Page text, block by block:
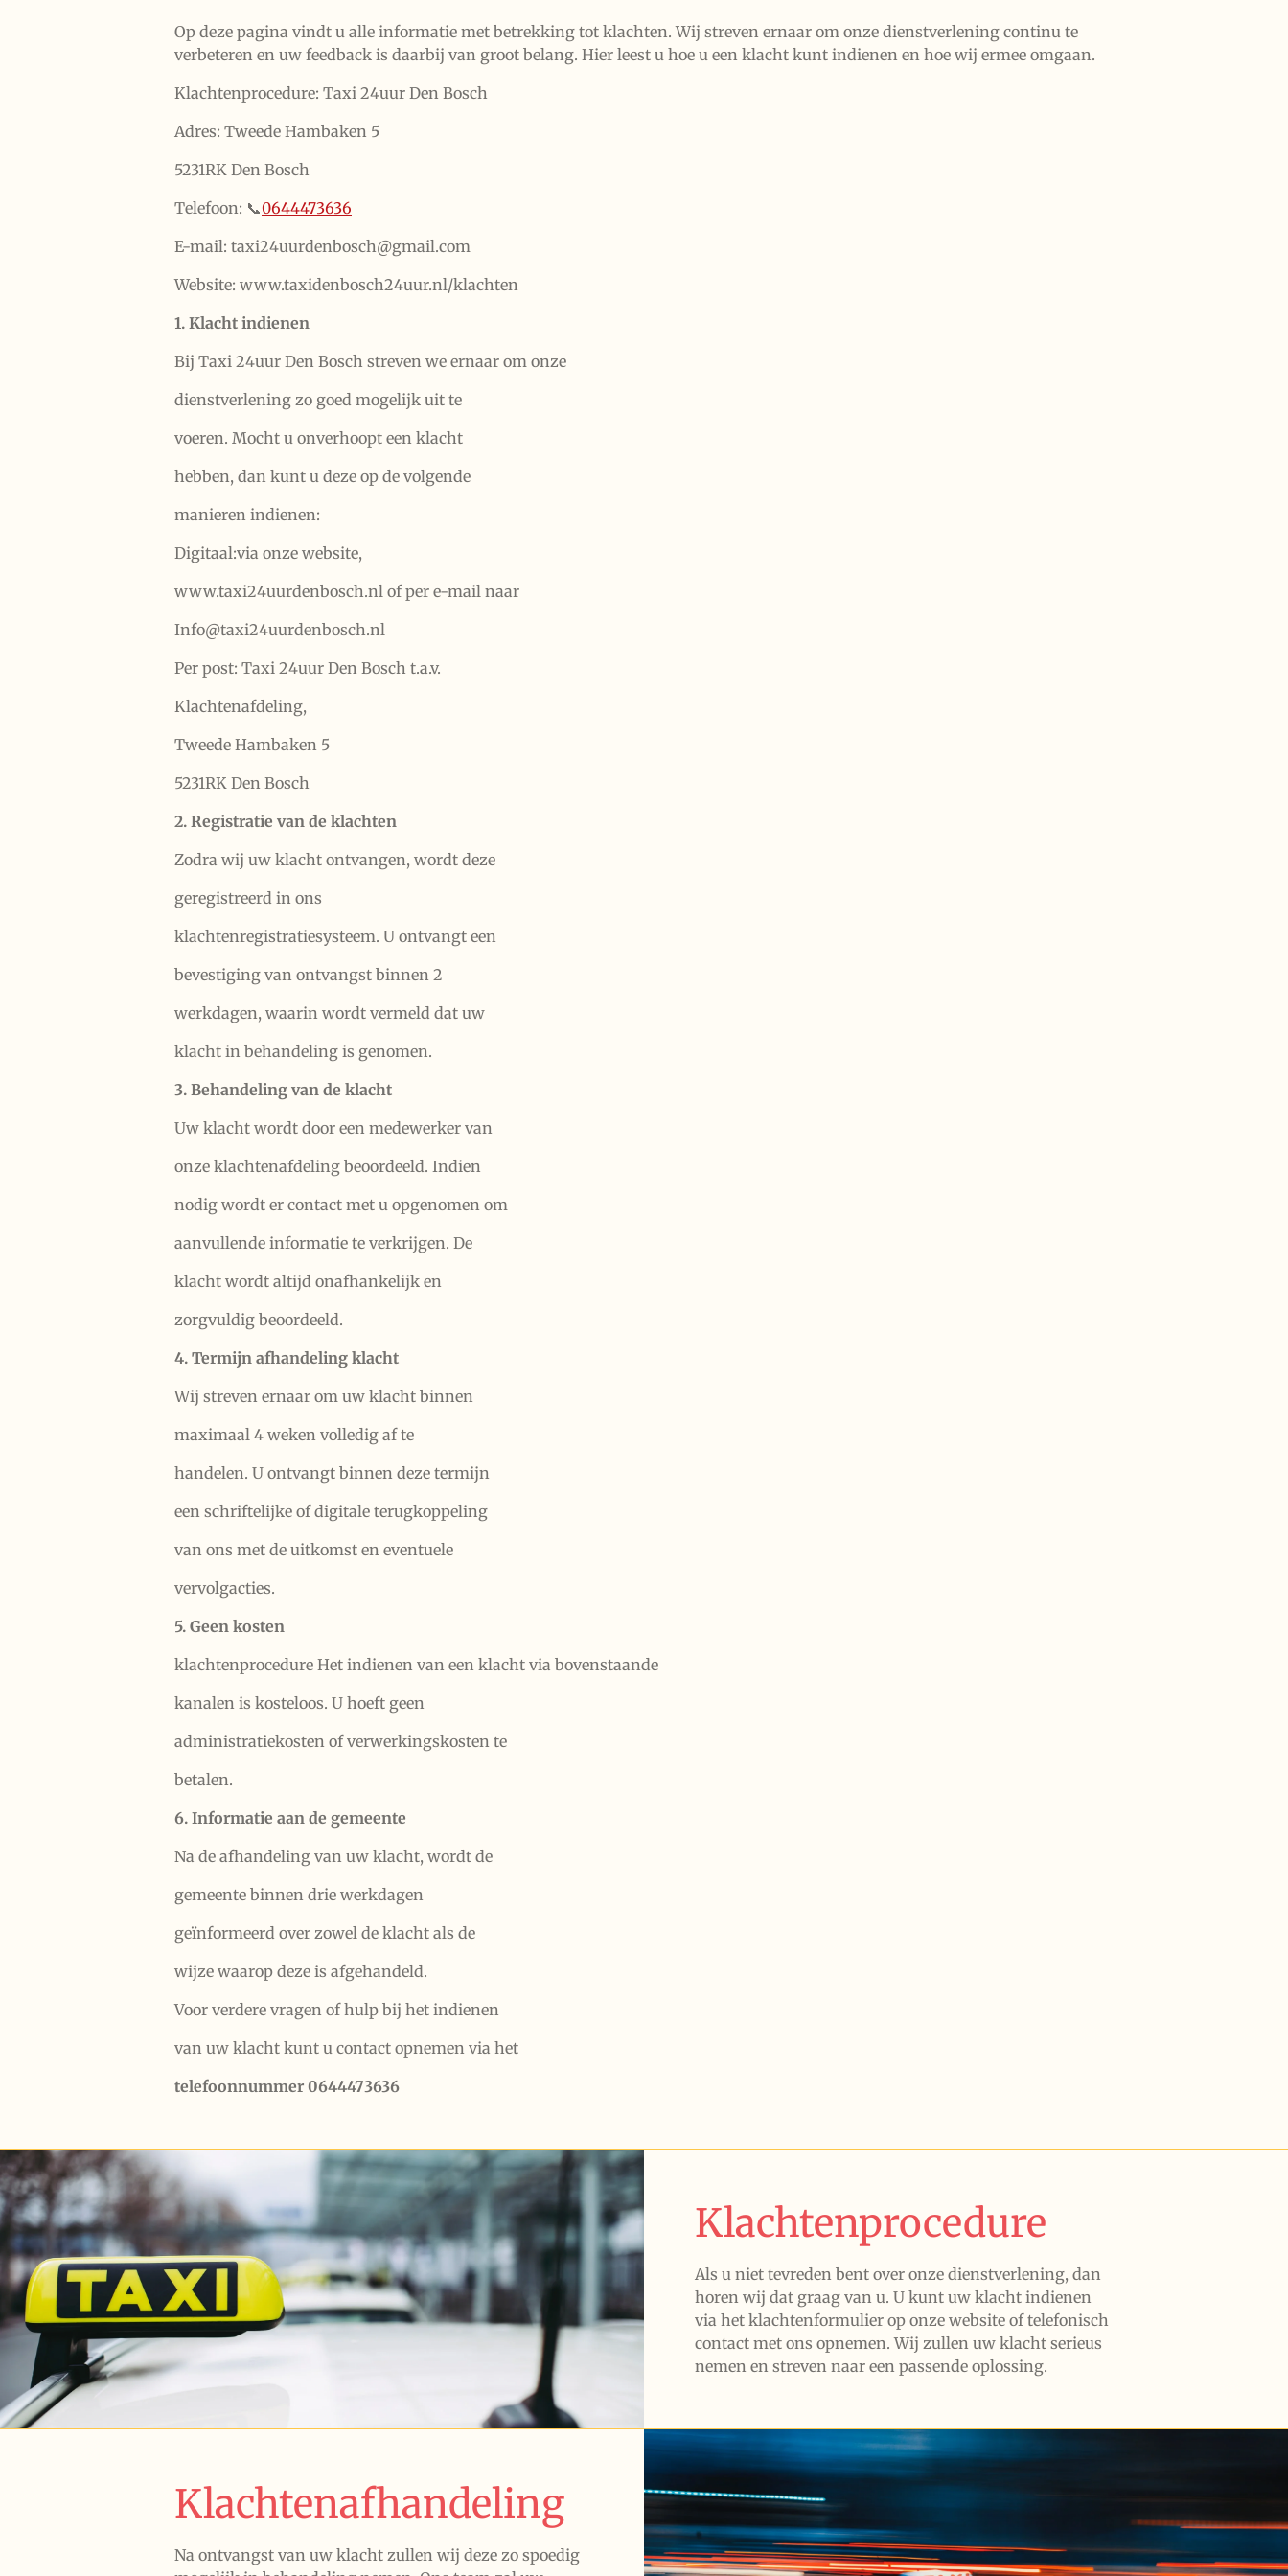
Op deze pagina vindt u alle informatie met betrekking tot klachten. Wij streven ernaar om onze dienstverlening continu te
verbeteren en uw feedback is daarbij van groot belang. Hier leest u hoe u een klacht kunt indienen en hoe wij ermee omgaan.
Klachtenprocedure: Taxi 24uur Den Bosch
Adres: Tweede Hambaken 5
5231RK Den Bosch
Telefoon: 📞0644473636
E-mail: taxi24uurdenbosch@gmail.com
Website: www.taxidenbosch24uur.nl/klachten
1. Klacht indienen
Bij Taxi 24uur Den Bosch streven we ernaar om onze
dienstverlening zo goed mogelijk uit te
voeren. Mocht u onverhoopt een klacht
hebben, dan kunt u deze op de volgende
manieren indienen:
Digitaal:via onze website,
www.taxi24uurdenbosch.nl of per e-mail naar
Info@taxi24uurdenbosch.nl
Per post: Taxi 24uur Den Bosch t.a.v.
Klachtenafdeling,
Tweede Hambaken 5
5231RK Den Bosch
2. Registratie van de klachten
Zodra wij uw klacht ontvangen, wordt deze
geregistreerd in ons
klachtenregistratiesysteem. U ontvangt een
bevestiging van ontvangst binnen 2
werkdagen, waarin wordt vermeld dat uw
klacht in behandeling is genomen.
3. Behandeling van de klacht
Uw klacht wordt door een medewerker van
onze klachtenafdeling beoordeeld. Indien
nodig wordt er contact met u opgenomen om
aanvullende informatie te verkrijgen. De
klacht wordt altijd onafhankelijk en
zorgvuldig beoordeeld.
4. Termijn afhandeling klacht
Wij streven ernaar om uw klacht binnen
maximaal 4 weken volledig af te
handelen. U ontvangt binnen deze termijn
een schriftelijke of digitale terugkoppeling
van ons met de uitkomst en eventuele
vervolgacties.
5. Geen kosten
klachtenprocedure Het indienen van een klacht via bovenstaande
kanalen is kosteloos. U hoeft geen
administratiekosten of verwerkingskosten te
betalen.
6. Informatie aan de gemeente
Na de afhandeling van uw klacht, wordt de
gemeente binnen drie werkdagen
geïnformeerd over zowel de klacht als de
wijze waarop deze is afgehandeld.
Voor verdere vragen of hulp bij het indienen
van uw klacht kunt u contact opnemen via het
telefoonnummer 0644473636
Klachtenprocedure
Als u niet tevreden bent over onze dienstverlening, dan
horen wij dat graag van u. U kunt uw klacht indienen
via het klachtenformulier op onze website of telefonisch
contact met ons opnemen. Wij zullen uw klacht serieus
nemen en streven naar een passende oplossing.
Klachtenafhandeling
Na ontvangst van uw klacht zullen wij deze zo spoedig